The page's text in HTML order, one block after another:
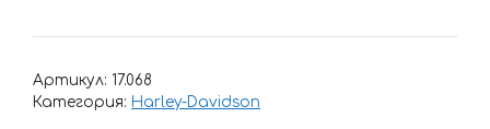
Наклейки
HARLEY
Артикул: 17.068
Категория: Harley-Davidson